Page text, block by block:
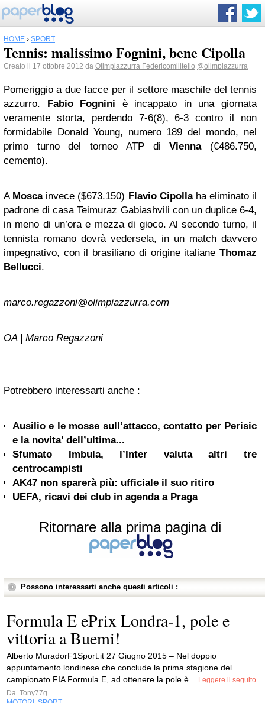
HOME › SPORT
Tennis: malissimo Fognini, bene Cipolla
Creato il 17 ottobre 2012 da Olimpiazzurra Federicomilitello @olimpiazzurra
Pomeriggio a due facce per il settore maschile del tennis
azzurro. Fabio Fognini è incappato in una giornata
veramente storta, perdendo 7-6(8), 6-3 contro il non
formidabile Donald Young, numero 189 del mondo, nel
primo turno del torneo ATP diVienna(€486.750,
cemento).
A Moscainvece ($673.150) Flavio Cipollaha eliminato il
padrone di casa Teimuraz Gabiashvili con un duplice 6-4,
in meno di un’ora e mezza di gioco. Al secondo turno, il
tennista romano dovrà vedersela, in un match davvero
impegnativo, con il brasiliano di origine italiane Thomaz
Bellucci.
marco.regazzoni@olimpiazzurra.com
OA | Marco Regazzoni
Potrebbero interessarti anche :
Ausilio e le mosse sull’attacco, contatto per Perisic
e la novita’ dell’ultima...
Sfumato Imbula, l’Inter valuta altri tre
centrocampisti
AK47 non sparerà più: ufficiale il suo ritiro
UEFA, ricavi dei club in agenda a Praga
Ritornare alla prima pagina di
Possono interessarti anche questi articoli :
Formula E ePrix Londra-1, pole e
vittoria a Buemi!
Alberto MuradorF1Sport.it 27 Giugno 2015 – Nel doppio
appuntamento londinese che conclude la prima stagione del
campionato FIA Formula E, ad ottenere la pole è...
Leggere il seguito
Da Tony77g